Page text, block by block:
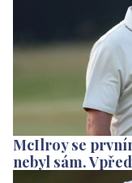
McIlroy se
nebyl sám.